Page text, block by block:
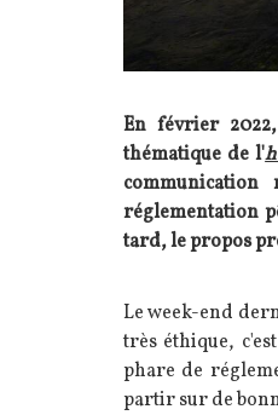
En février
thématique de l'
réglementation
tard, le propos
Texte
Le week-end
très éthique,
phare de
partir sur de